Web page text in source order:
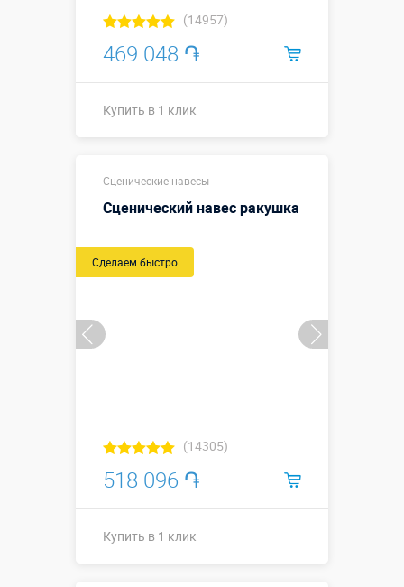
(14957)
469 048 ֏
Купить в 1 клик
Сценические навесы
Сценический навес ракушка
Сделаем быстро
(14305)
518 096 ֏
Купить в 1 клик